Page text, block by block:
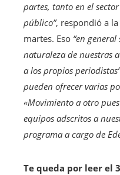
partes, tanto en el
público”, respondió a la
martes. Eso “en
naturaleza de nuestras
a los propios periodistas”
pueden ofrecer varias
«Movimiento a otro
equipos adscritos a
programa a cargo de
Te queda por leer el